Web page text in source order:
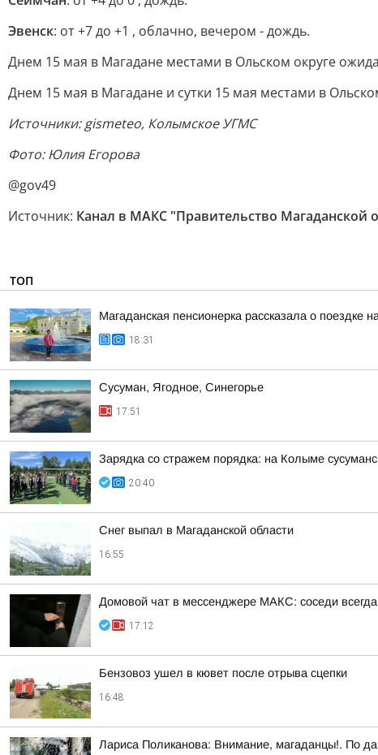
Эвенск: от +7 до +1 , облачно, вечером - дождь.
Днем 15 мая в Магадане местами в Ольском округе
Днем 15 мая в Магадане и сутки 15 мая местами в
Источники: gismeteo, Колымское УГМС
Фото: Юлия Егорова
@gov49
Источник: Канал в МАКС "Правительство Магаданской
ТОП
Магаданская пенсионерка рассказала о поездке
18:31
Сусуман, Ягодное, Синегорье
17:51
Зарядка со стражем порядка: на Колыме
20:40
Снег выпал в Магаданской области
16:55
Домовой чат в мессенджере MAКС: соседи
17:12
Бензовоз ушел в кювет после отрыва сцепки
16:48
Лариса Поликанова: Внимание, магаданцы!. По